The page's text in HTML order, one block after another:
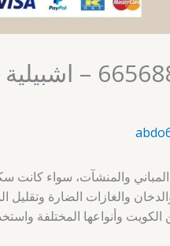
تركيب مداخن الكويت
والمنشآت، سواء كانت
والغازات الضارة وتقليل
وأنواعها المختلفة